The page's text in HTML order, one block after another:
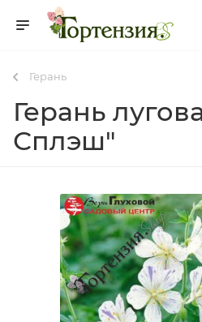
Герань
Герань
Сплэш"